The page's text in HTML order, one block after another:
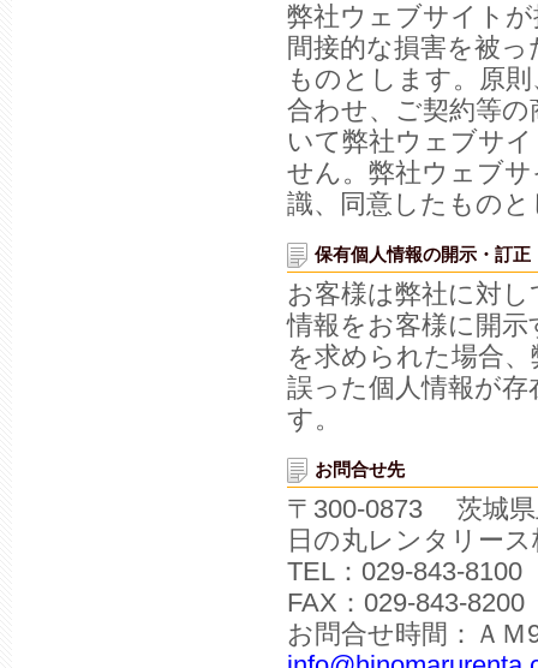
弊社ウェブサイト
間接的な損害を被
ものとします。原
合わせ、ご契約等
いて弊社ウェブサ
せん。弊社ウェブ
識、同意したもの
保有個人情報の開示・訂正
お客様は弊社に対
情報をお客様に開
を求められた場合
誤った個人情報が
す。
お問合せ先
〒300-0873 茨城県
日の丸レンタリー
TEL：029-843-8100
FAX：029-843-8200
お問合せ時間：ＡＭ